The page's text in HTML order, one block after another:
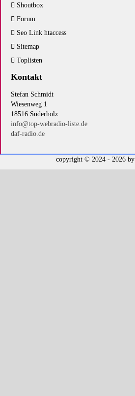
Shoutbox
Forum
Seo Link htaccess
Sitemap
Toplisten
Kontakt
Stefan Schmidt
Wiesenweg 1
18516 Süderholz
info@top-webradio-liste.de
daf-radio.de
copyright © 2024 - 2026 by